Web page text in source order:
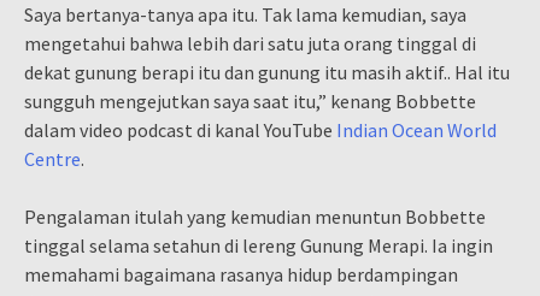
Saya bertanya-tanya apa itu. Tak lama kemudian, saya
mengetahui bahwa lebih dari satu juta orang tinggal di
dekat gunung berapi itu dan gunung itu masih aktif.. Hal itu
sungguh mengejutkan saya saat itu,” kenang Bobbette
dalam video podcast di kanal YouTube Indian Ocean World
Centre.
Pengalaman itulah yang kemudian menuntun Bobbette
tinggal selama setahun di lereng Gunung Merapi. Ia ingin
memahami bagaimana rasanya hidup berdampingan